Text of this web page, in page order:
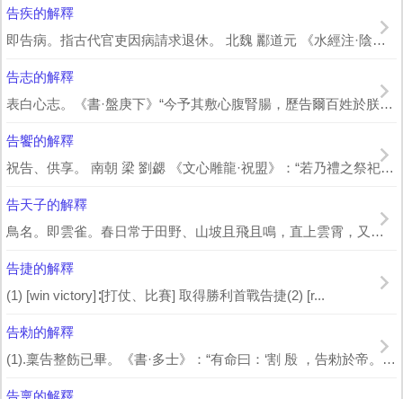
告疾的解釋
即告病。指古代官吏因病請求退休。 北魏 酈道元 《水經注·陰溝水》：“ 太祖...
告志的解釋
表白心志。《書·盤庚下》“今予其敷心腹腎腸，歷告爾百姓於朕志” 孔 傳：“布心...
告饗的解釋
祝告、供享。 南朝 梁 劉勰 《文心雕龍·祝盟》：“若乃禮之祭祀，事止告饗...
告天子的解釋
鳥名。即雲雀。春日常于田野、山坡且飛且鳴，直上雲霄，又復斂聲而下，迅速隱入草叢。...
告捷的解釋
(1) [win victory]∶[打仗、比賽] 取得勝利首戰告捷(2) [r...
告勑的解釋
(1).稟告整飭已畢。《書·多士》：“有命曰：‘割 殷 ，告勑於帝。’” 孔 ...
告稟的解釋